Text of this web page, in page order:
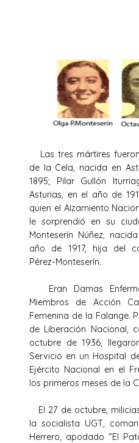
Las tres mártires
de la Cela, nacida en
1895; Pilar Gullón
Asturias, en el año de
quien el Alzamiento
le sorprendió en su
Monteserín Núñez,
año de 1917, hija del
Pérez-Monteserín.
Eran Damas
Miembros de Acción
Femenina de la Falange.
de Liberación Nacional,
octubre de 1936,
Servicio en un Hospital
Ejército Nacional en el
los primeros meses de la
El 27 de octubre,
la socialista UGT,
Herrero, apodado “El